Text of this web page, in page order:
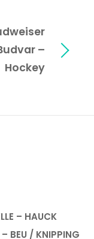
–
Hockey
– HAUCK
– BEU / KNIPPING